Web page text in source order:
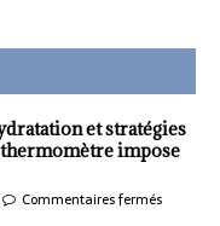
et stratégies
impose
Commentaires fermés